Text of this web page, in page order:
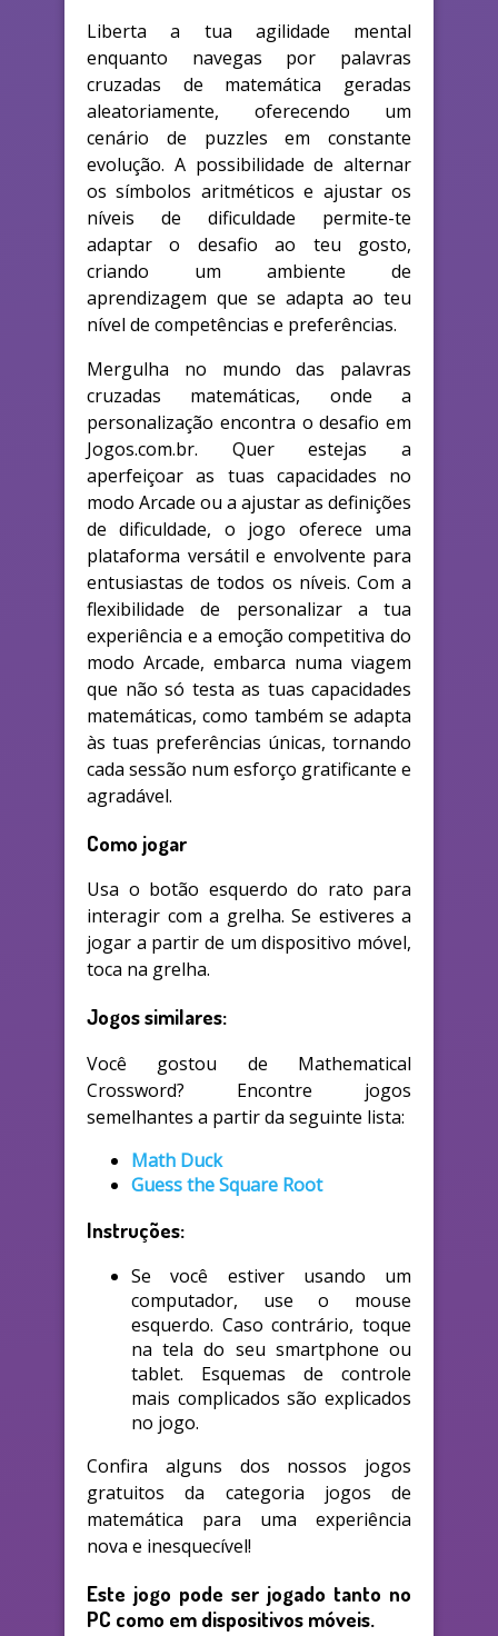
Liberta a tua agilidade mental
enquanto navegas por palavras
cruzadas de matemática geradas
aleatoriamente, oferecendo um
cenário de puzzles em constante
evolução. A possibilidade de alternar
os símbolos aritméticos e ajustar os
níveis de dificuldade permite-te
adaptar o desafio ao teu gosto,
criando um ambiente de
aprendizagem que se adapta ao teu
nível de competências e preferências.
Mergulha no mundo das palavras
cruzadas matemáticas, onde a
personalização encontra o desafio em
Jogos.com.br. Quer estejas a
aperfeiçoar as tuas capacidades no
modo Arcade ou a ajustar as definições
de dificuldade, o jogo oferece uma
plataforma versátil e envolvente para
entusiastas de todos os níveis. Com a
flexibilidade de personalizar a tua
experiência e a emoção competitiva do
modo Arcade, embarca numa viagem
que não só testa as tuas capacidades
matemáticas, como também se adapta
às tuas preferências únicas, tornando
cada sessão num esforço gratificante e
agradável.
Como jogar
Usa o botão esquerdo do rato para
interagir com a grelha. Se estiveres a
jogar a partir de um dispositivo móvel,
toca na grelha.
Jogos similares:
Você gostou de Mathematical
Crossword? Encontre jogos
semelhantes a partir da seguinte lista:
Math Duck
Guess the Square Root
Instruções:
Se você estiver usando um
computador, use o mouse
esquerdo. Caso contrário, toque
na tela do seu smartphone ou
tablet. Esquemas de controle
mais complicados são explicados
no jogo.
Confira alguns dos nossos jogos
gratuitos da categoria jogos de
matemática para uma experiência
nova e inesquecível!
Este jogo pode ser jogado tanto no
PC como em dispositivos móveis.